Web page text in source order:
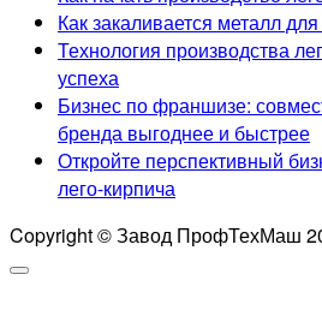
Как закаливается металл
Технология производства
успеха
Бизнес по франшизе:
бренда выгоднее и быстрее
Откройте перспективный
лего-кирпича
Copyright © Завод ПрофТехМаш